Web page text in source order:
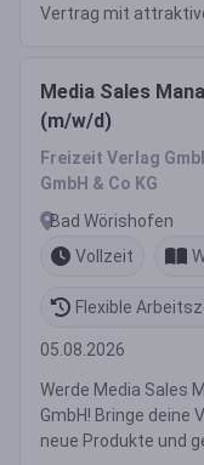
Vertrag mit
Media Sales
(m/w/d)
Freizeit Verlag
GmbH & Co KG
Bad Wörishofen
Vollzeit
Flexible
05.08.2026
Werde Media Sales
GmbH! Bringe
neue Produkte und